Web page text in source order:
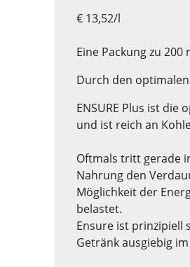
€ 13,52/l
Eine Packung zu
Durch den
ENSURE Plus ist die
und ist reich an
Oftmals tritt gerade
Nahrung den
Möglichkeit der
belastet.
Ensure ist prinzipiell
Getränk ausgiebig